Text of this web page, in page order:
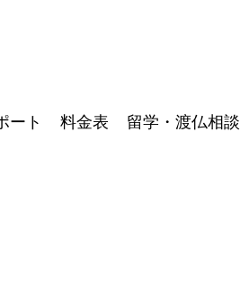
ート 料金表 留学・渡仏相談